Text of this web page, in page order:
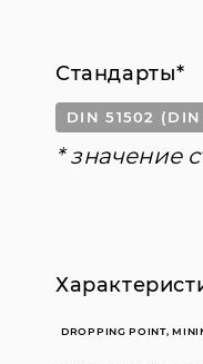
Стандарты*
DIN 51502
* значение
DROPPING POINT,